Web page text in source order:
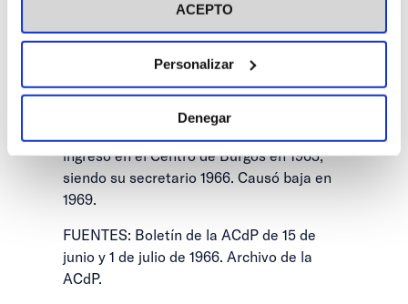
ACEPTO
Personalizar
Denegar
Ingresaría en el Cuerpo de Abogados del
Estado en 1963, siendo destinado a
Burgos. Fue Secretario del Consejo de
Administración del Banco de Bilbao
Vizcaya.
ingresó en el Centro de Burgos en 1963,
siendo su secretario 1966. Causó baja en
1969.
FUENTES: Boletín de la ACdP de 15 de
junio y 1 de julio de 1966. Archivo de la
ACdP.